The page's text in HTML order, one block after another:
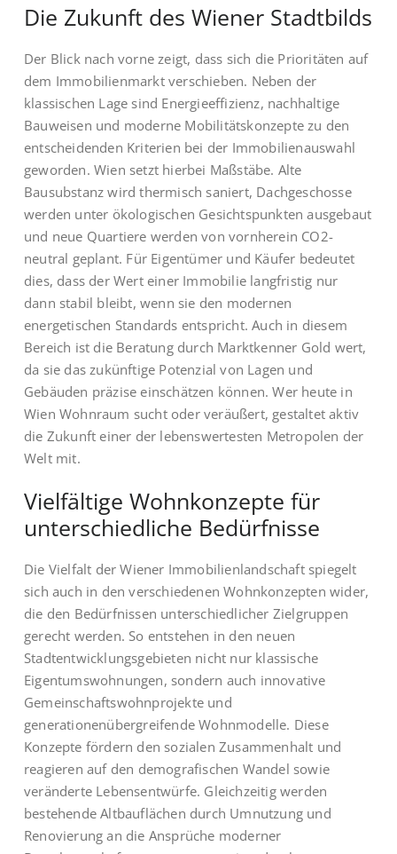
Die Zukunft des Wiener Stadtbilds
Der Blick nach vorne zeigt, dass sich die Prioritäten auf
dem Immobilienmarkt verschieben. Neben der
klassischen Lage sind Energieeffizienz, nachhaltige
Bauweisen und moderne Mobilitätskonzepte zu den
entscheidenden Kriterien bei der Immobilienauswahl
geworden. Wien setzt hierbei Maßstäbe. Alte
Bausubstanz wird thermisch saniert, Dachgeschosse
werden unter ökologischen Gesichtspunkten ausgebaut
und neue Quartiere werden von vornherein CO2-
neutral geplant. Für Eigentümer und Käufer bedeutet
dies, dass der Wert einer Immobilie langfristig nur
dann stabil bleibt, wenn sie den modernen
energetischen Standards entspricht. Auch in diesem
Bereich ist die Beratung durch Marktkenner Gold wert,
da sie das zukünftige Potenzial von Lagen und
Gebäuden präzise einschätzen können. Wer heute in
Wien Wohnraum sucht oder veräußert, gestaltet aktiv
die Zukunft einer der lebenswertesten Metropolen der
Welt mit.
Vielfältige Wohnkonzepte für
unterschiedliche Bedürfnisse
Die Vielfalt der Wiener Immobilienlandschaft spiegelt
sich auch in den verschiedenen Wohnkonzepten wider,
die den Bedürfnissen unterschiedlicher Zielgruppen
gerecht werden. So entstehen in den neuen
Stadtentwicklungsgebieten nicht nur klassische
Eigentumswohnungen, sondern auch innovative
Gemeinschaftswohnprojekte und
generationenübergreifende Wohnmodelle. Diese
Konzepte fördern den sozialen Zusammenhalt und
reagieren auf den demografischen Wandel sowie
veränderte Lebensentwürfe. Gleichzeitig werden
bestehende Altbauflächen durch Umnutzung und
Renovierung an die Ansprüche moderner